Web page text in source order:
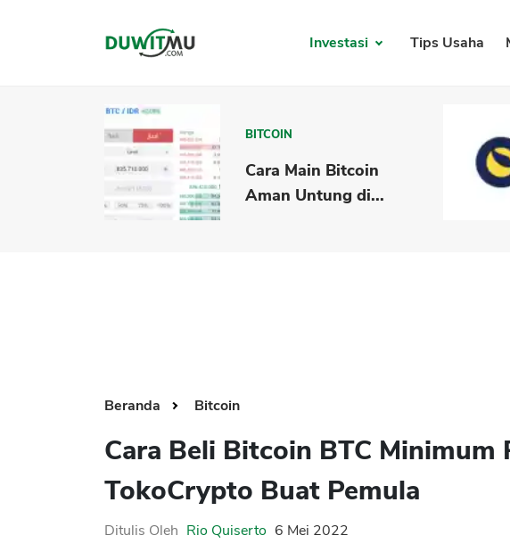
Investasi Tips Usaha
BITCOIN
Cara Main Bitcoin
Aman Untung di...
Beranda Bitcoin
Cara Beli Bitcoin BTC Minimum
TokoCrypto Buat Pemula
Ditulis Oleh Rio Quiserto 6 Mei 2022